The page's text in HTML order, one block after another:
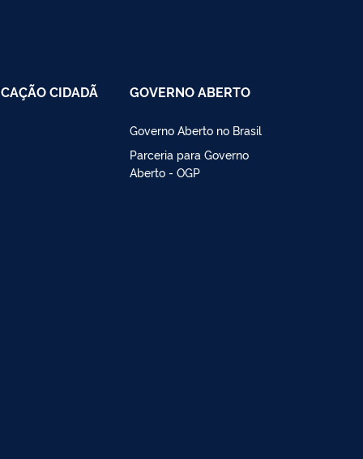
CIDADÃ GOVERNO ABERTO
Governo Aberto no Brasil
Parceria para Governo
Aberto - OGP